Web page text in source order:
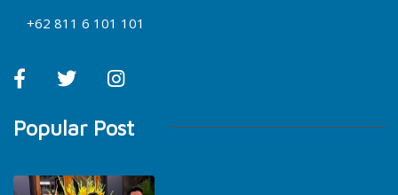
+62 811 6 101 101
Popular Post